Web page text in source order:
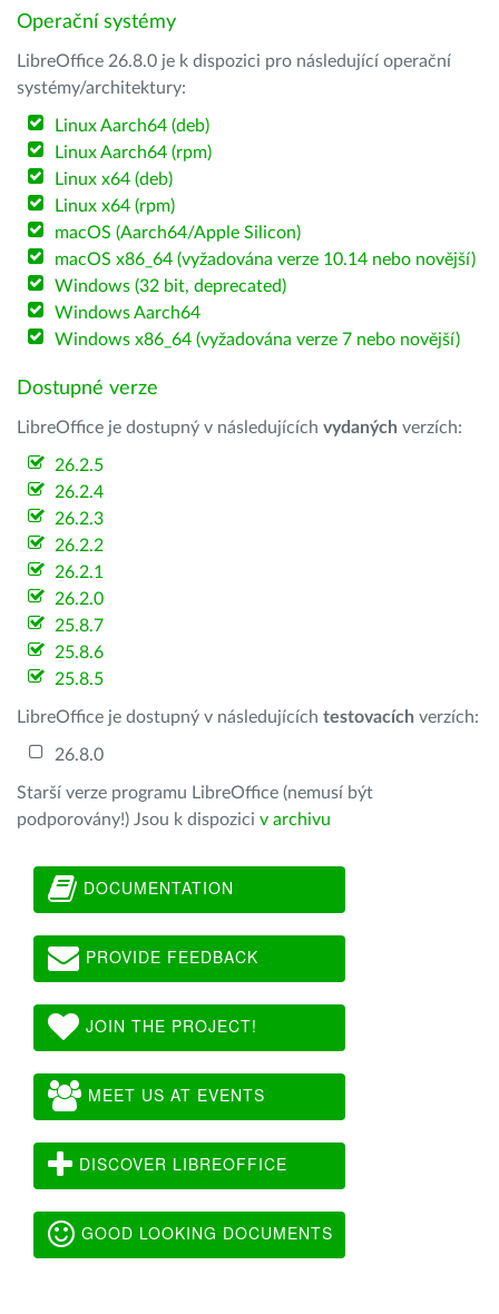
Operační systémy
LibreOffice 26.8.0 je k dispozici pro následující operační
systémy/architektury:
Linux Aarch64 (deb)
Linux Aarch64 (rpm)
Linux x64 (deb)
Linux x64 (rpm)
macOS (Aarch64/Apple Silicon)
macOS x86_64 (vyžadována verze 10.14 nebo novější)
Windows (32 bit, deprecated)
Windows Aarch64
Windows x86_64 (vyžadována verze 7 nebo novější)
Dostupné verze
LibreOffice je dostupný v následujících vydaných verzích:
26.2.5
26.2.4
26.2.3
26.2.2
26.2.1
26.2.0
25.8.7
25.8.6
25.8.5
LibreOffice je dostupný v následujících testovacích verzích:
26.8.0
Starší verze programu LibreOffice (nemusí být
podporovány!) Jsou k dispozici v archivu
DOCUMENTATION
PROVIDE FEEDBACK
JOIN THE PROJECT!
MEET US AT EVENTS
DISCOVER LIBREOFFICE
GOOD LOOKING DOCUMENTS